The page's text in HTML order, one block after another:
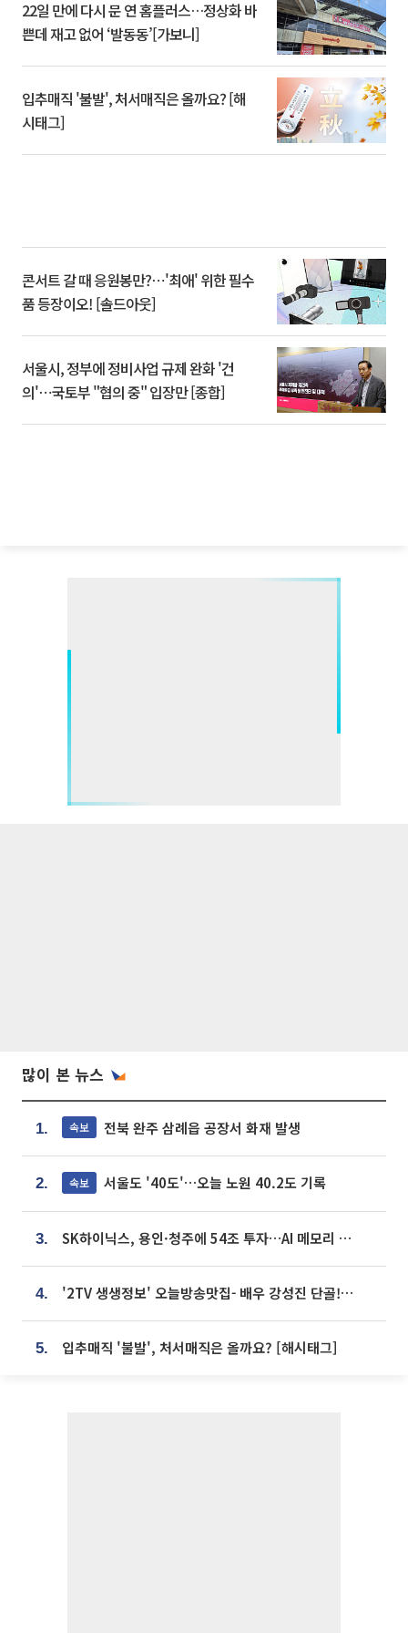
22일 만에 다시 문 연 홈플러스…정상화 바
쁜데 재고 없어 ‘발동동’[가보니]
입추매직 '불발', 처서매직은 올까요? [해
시태그]
콘서트 갈 때 응원봉만?⋯'최애' 위한 필수
품 등장이오! [솔드아웃]
서울시, 정부에 정비사업 규제 완화 '건
의'⋯국토부 "협의 중" 입장만 [종합]
많이 본 뉴스
1. 속보 전북 완주 삼례읍 공장서 화재 발생
2. 속보 서울도 '40도'…오늘 노원 40.2도 기록
3. SK하이닉스, 용인·청주에 54조 투자…AI 메모리 생산기지 키운다
4. '2TV 생생정보' 오늘방송맛집- 배우 강성진 단골! 쌀국수ㆍ푸팟퐁 커리 맛집 '블○○○'
5. 입추매직 '불발', 처서매직은 올까요? [해시태그]